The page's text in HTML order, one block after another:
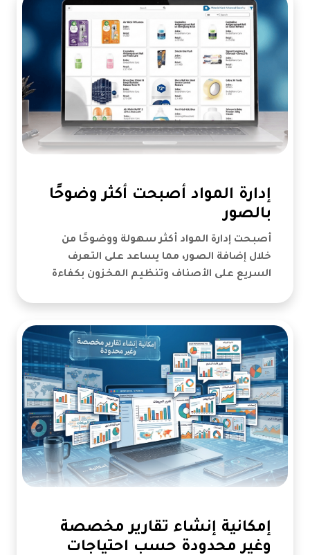
إدارة المواد أصبحت أكثر وضوحًا
بالصور
أصبحت إدارة المواد أكثر سهولة ووضوحًا من
خلال إضافة الصور، مما يساعد على التعرف
السريع على الأصناف وتنظيم المخزون بكفاءة
إمكانية إنشاء تقارير مخصصة
وغير محدودة حسب احتياجات